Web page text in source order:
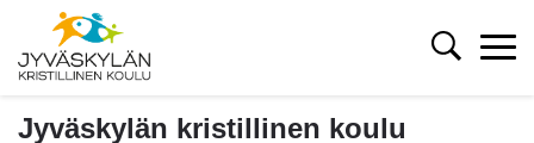
Jyväskylän kristillinen koulu